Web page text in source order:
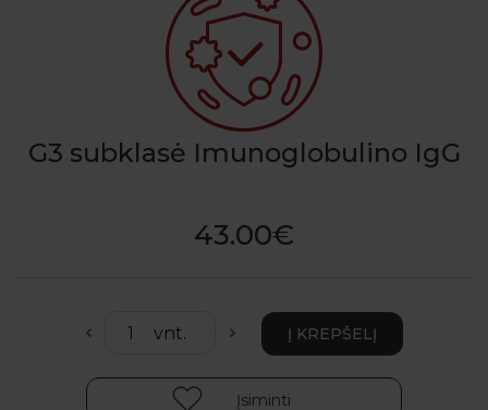
G3 subklasė Imunoglobulino IgG
43.00€
Įsiminti